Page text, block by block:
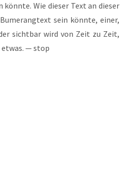
Wie die­ser Text an die­ser
sein könn­te, einer,
sicht­bar wird von Zeit zu Zeit,
etwas. — stop